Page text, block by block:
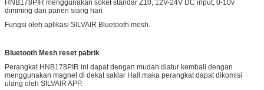
HNB178PIR menggunakan soket standar Z10, 12V-24V DC input, 0-10v
dimming dan panen siang hari
Fungsi oleh aplikasi SILVAIR Bluetooth mesh.
Bluetooth Mesh reset pabrik
Perangkat HNB178PIR ini dapat dengan mudah diatur kembali dengan
menggunakan magnet di dekat saklar Hall.maka perangkat dapat dikomisi
ulang oleh SILVAIR APP.